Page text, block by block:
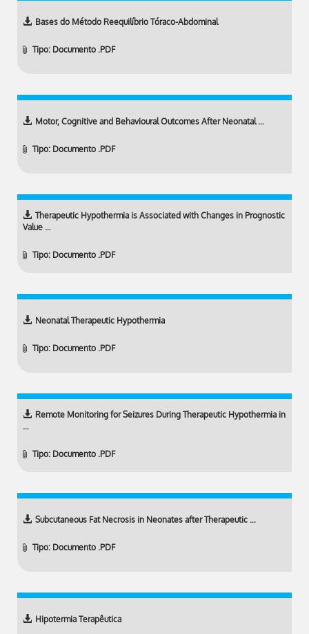
Bases do Método Reequilíbrio Tóraco-Abdominal
Tipo: Documento .PDF
Motor, Cognitive and Behavioural Outcomes After Neonatal …
Tipo: Documento .PDF
Therapeutic Hypothermia is Associated with Changes in Prognostic
Value …
Tipo: Documento .PDF
Neonatal Therapeutic Hypothermia
Tipo: Documento .PDF
Remote Monitoring for Seizures During Therapeutic Hypothermia in
…
Tipo: Documento .PDF
Subcutaneous Fat Necrosis in Neonates after Therapeutic …
Tipo: Documento .PDF
Hipotermia Terapêutica